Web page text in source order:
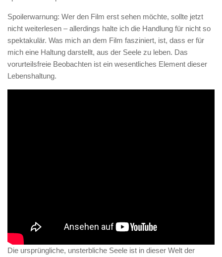
Spoilerwarnung: Wer den Film erst sehen möchte, sollte jetzt
nicht weiterlesen – allerdings halte ich die Handlung für nicht so
spektakulär. Was mich an dem Film fasziniert, ist, dass er für
mich eine Haltung darstellt, aus der Seele zu leben. Das
vorurteilsfreie Beobachten ist ein wesentliches Element dieser
Lebenshaltung.
Die ursprüngliche, unsterbliche Seele ist in dieser Welt der